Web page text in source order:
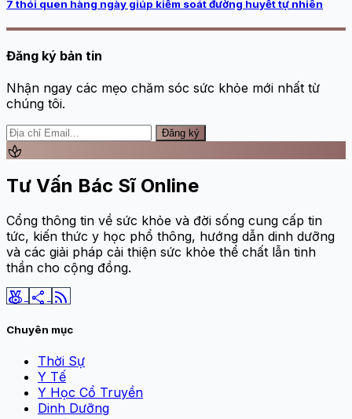
7 thói quen hàng ngày giúp kiểm soát đường huyết tự nhiên
Đăng ký bản tin
Nhận ngay các mẹo chăm sóc sức khỏe mới nhất từ
chúng tôi.
Đăng ký
spa
Tư Vấn Bác Sĩ Online
Cổng thông tin về sức khỏe và đời sống cung cấp tin
tức, kiến thức y học phổ thông, hướng dẫn dinh dưỡng
và các giải pháp cải thiện sức khỏe thể chất lẫn tinh
thần cho cộng đồng.
social_leaderboard share rss_feed
Chuyên mục
Thời Sự
Y Tế
Y Học Cổ Truyền
Dinh Dưỡng